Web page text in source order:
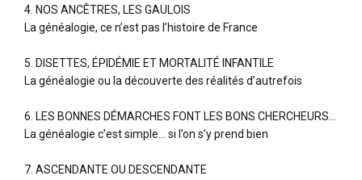
4. NOS ANCÊTRES, LES GAULOIS
La généalogie, ce n’est pas l’histoire de France
5. DISETTES, ÉPIDÉMIE ET MORTALITÉ INFANTILE
La généalogie ou la découverte des réalités d’autrefois
6. LES BONNES DÉMARCHES FONT LES BONS CHERCHEURS…
La généalogie c’est simple… si l’on s’y prend bien
7. ASCENDANTE OU DESCENDANTE